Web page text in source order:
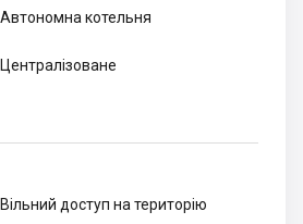
Автономна котельня
Централізоване
Вільний доступ на територію